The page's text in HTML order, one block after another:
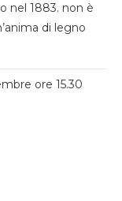
nel 1883. non è
di legno
ore 15.30